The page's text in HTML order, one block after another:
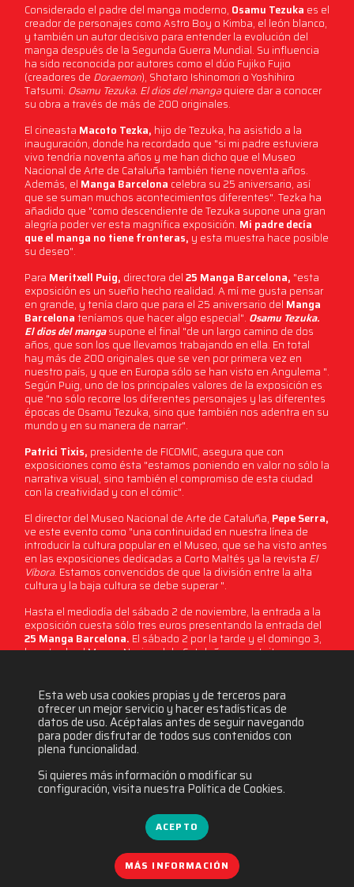
Considerado el padre del manga moderno, Osamu Tezuka es el
creador de personajes como Astro Boy o Kimba, el león blanco,
y también un autor decisivo para entender la evolución del
manga después de la Segunda Guerra Mundial. Su influencia
ha sido reconocida por autores como el dúo Fujiko Fujio
(creadores de Doraemon), Shotaro Ishinomori o Yoshihiro
Tatsumi. Osamu Tezuka. El dios del mangaquiere dar a conocer
su obra a través de más de 200 originales.
El cineasta Macoto Tezka, hijo de Tezuka, ha asistido a la
inauguración, donde ha recordado que "si mi padre estuviera
vivo tendría noventa años y me han dicho que el Museo
Nacional de Arte de Cataluña también tiene noventa años.
Además, el Manga Barcelona celebra su 25 aniversario, así
que se suman muchos acontecimientos diferentes". Tezka ha
añadido que "como descendiente de Tezuka supone una gran
alegría poder ver esta magnífica exposición. Mi padre decía
que el manga no tiene fronteras, y esta muestra hace posible
su deseo".
Para Meritxell Puig, directora del25 Manga Barcelona, ​​"esta
exposición es un sueño hecho realidad. A mí me gusta pensar
en grande, y tenía claro que para el 25 aniversario del Manga
Barcelonateníamos que hacer algo especial". Osamu Tezuka.
El dios del mangasupone el final "de un largo camino de dos
años, que son los que llevamos trabajando en ella. En total
hay más de 200 originales que se ven por primera vez en
nuestro país, y que en Europa sólo se han visto en Angulema ".
Según Puig, uno de los principales valores de la exposición es
que "no sólo recorre los diferentes personajes y las diferentes
épocas de Osamu Tezuka, sino que también nos adentra en su
mundo y en su manera de narrar".
Patrici Tixis, presidente de FICOMIC, asegura que con
exposiciones como ésta "estamos poniendo en valor no sólo la
narrativa visual, sino también el compromiso de esta ciudad
con la creatividad y con el cómic".
El director del Museo Nacional de Arte de Cataluña, Pepe Serra,
ve este evento como "una continuidad en nuestra línea de
introducir la cultura popular en el Museo, que se ha visto antes
en las exposiciones dedicadas a Corto Maltés ya la revista El
Víbora. Estamos convencidos de que la división entre la alta
cultura y la baja cultura se debe superar ".
Hasta el mediodía del sábado 2 de noviembre, la entrada a la
exposición cuesta sólo tres euros presentando la entrada del
25 Manga Barcelona. El sábado 2 por la tarde y el domingo 3,
la entrada al Museo Nacional de Cataluña es gratuita.
2457 visitas
Esta web usa cookies propias y de terceros para
ofrecer un mejor servicio y hacer estadísticas de
datos de uso. Acéptalas antes de seguir navegando
para poder disfrutar de todos sus contenidos con
plena funcionalidad.
Si quieres más información o modificar su
configuración, visita nuestra Política de Cookies.
ACEPTO
MÁS INFORMACIÓN